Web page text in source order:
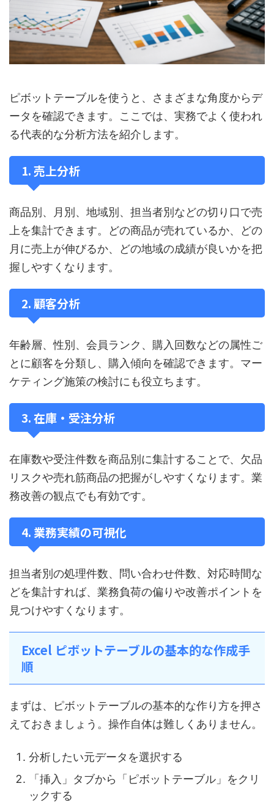
ピボットテーブルを使うと、さまざまな角度からデ
ータを確認できます。ここでは、実務でよく使われ
る代表的な分析方法を紹介します。
1. 売上分析
商品別、月別、地域別、担当者別などの切り口で売
上を集計できます。どの商品が売れているか、どの
月に売上が伸びるか、どの地域の成績が良いかを把
握しやすくなります。
2. 顧客分析
年齢層、性別、会員ランク、購入回数などの属性ご
とに顧客を分類し、購入傾向を確認できます。マー
ケティング施策の検討にも役立ちます。
3. 在庫・受注分析
在庫数や受注件数を商品別に集計することで、欠品
リスクや売れ筋商品の把握がしやすくなります。業
務改善の観点でも有効です。
4. 業務実績の可視化
担当者別の処理件数、問い合わせ件数、対応時間な
どを集計すれば、業務負荷の偏りや改善ポイントを
見つけやすくなります。
Excel ピボットテーブルの基本的な作成手
順
まずは、ピボットテーブルの基本的な作り方を押さ
えておきましょう。操作自体は難しくありません。
分析したい元データを選択する
「挿入」タブから「ピボットテーブル」をクリ
ックする